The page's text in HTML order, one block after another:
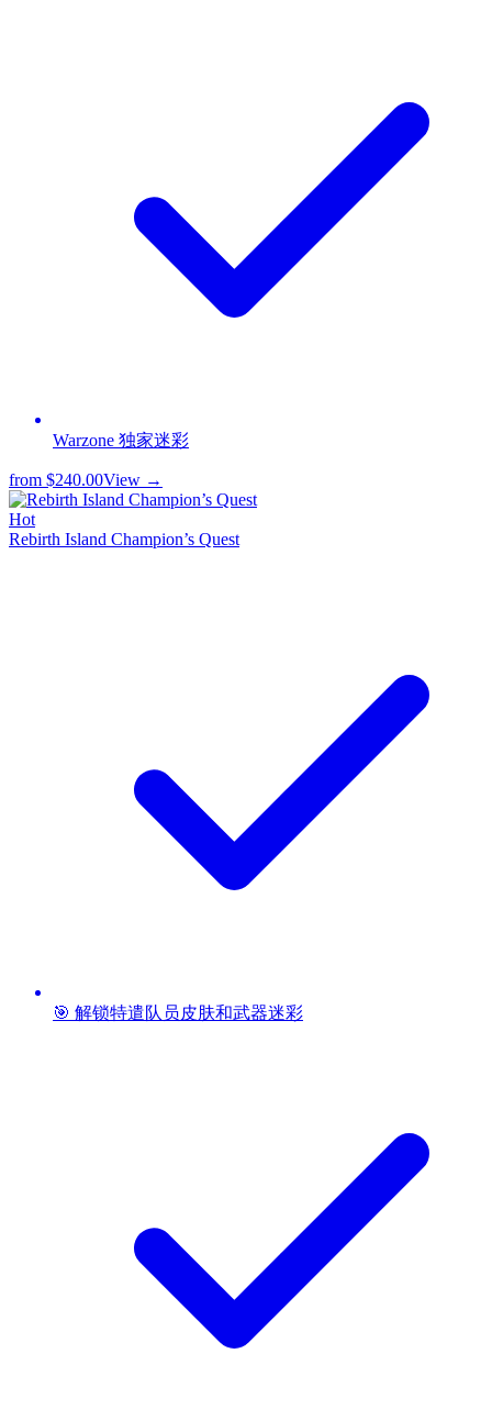
Warzone 独家迷彩
from $240.00View →
Hot
Rebirth Island Champion’s Quest
🎯 解锁特遣队员皮肤和武器迷彩